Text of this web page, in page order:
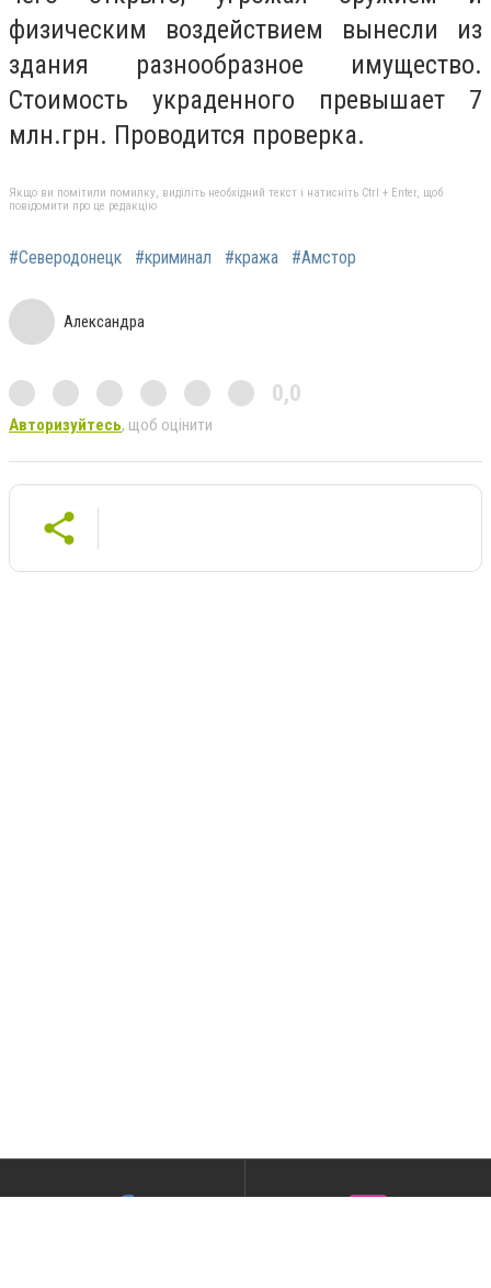
физическим воздействием вынесли из
здания разнообразное имущество.
Стоимость украденного превышает 7
млн.грн. Проводится проверка.
Якщо ви помітили помилку, виділіть необхідний текст і натисніть Ctrl + Enter, щоб
повідомити про це редакцію
#Северодонецк #криминал #кража #Амстор
Александра
0,0
Авторизуйтесь, щоб оцінити